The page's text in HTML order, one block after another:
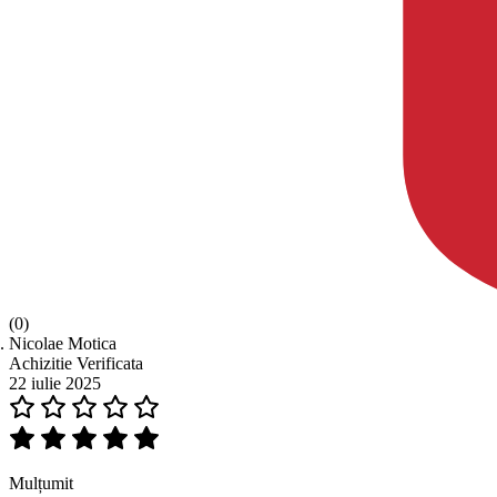
(0)
Nicolae Motica
Achizitie Verificata
22 iulie 2025
Mulțumit